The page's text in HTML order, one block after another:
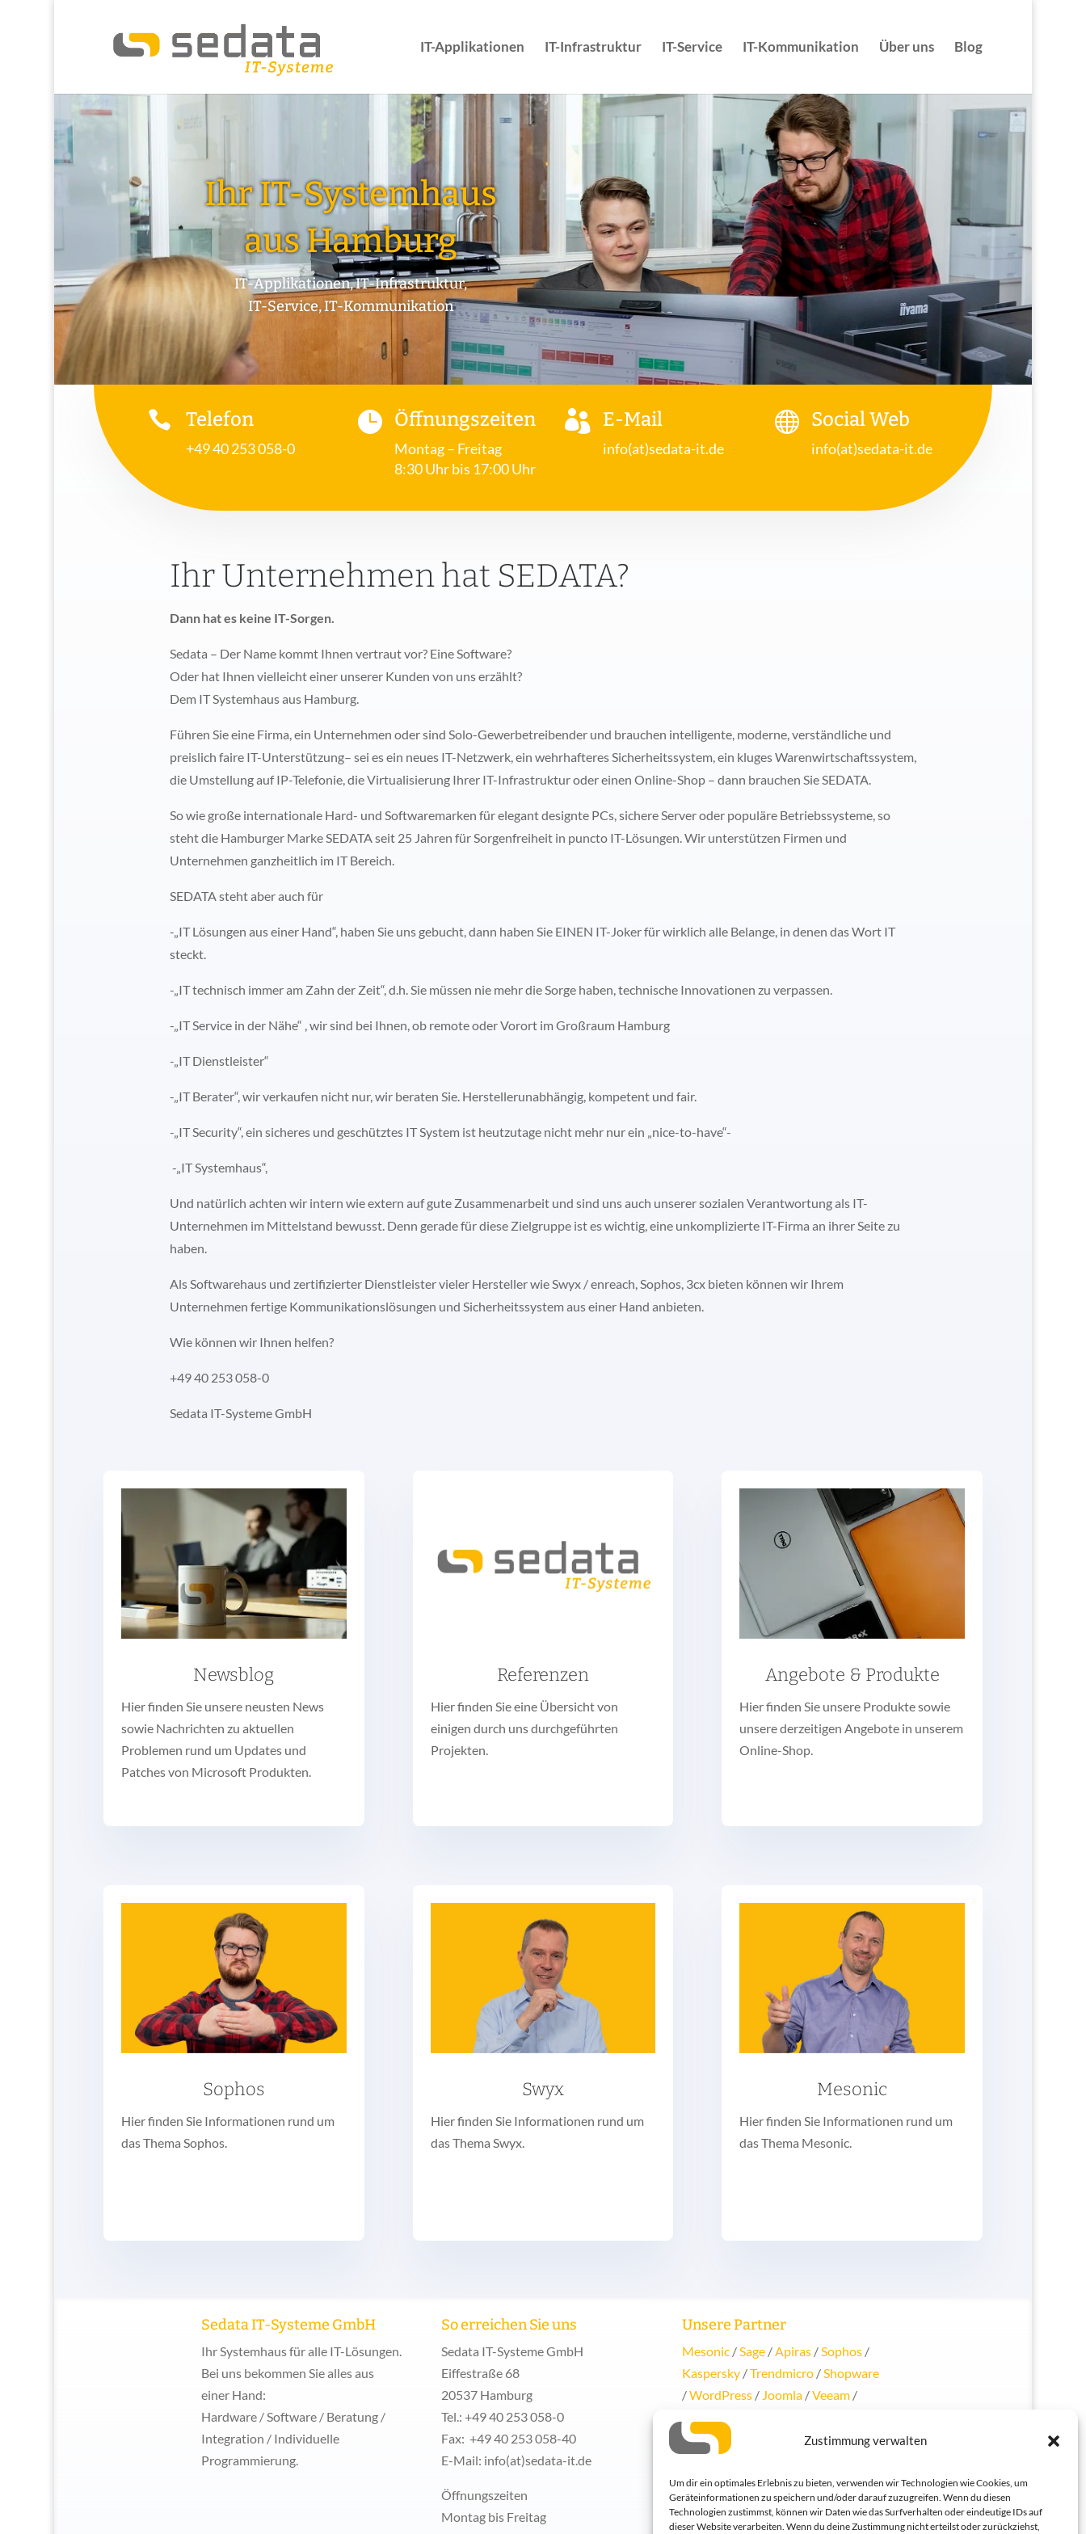
Zustimmung verwalten
Um dir ein optimales Erlebnis zu bieten, verwenden wir Technologien wie Cookies, um
Geräteinformationen zu speichern und/oder darauf zuzugreifen. Wenn du diesen
Technologien zustimmst, können wir Daten wie das Surfverhalten oder eindeutige IDs auf
dieser Website verarbeiten. Wenn du deine Zustimmung nicht erteilst oder zurückziehst,
IT-Applikationen IT-Infrastruktur IT-Service IT-Kommunikation Über uns Blog
Ihr IT-Systemhaus
aus Hamburg
IT-Applikationen, IT-Infrastruktur,
IT-Service, IT-Kommunikation
 Telefon
+49 40 253 058-0
 Öffnungszeiten
Montag – Freitag
8:30 Uhr bis 17:00 Uhr
 E-Mail
info(at)sedata-it.de
 Social Web
info(at)sedata-it.de
Ihr Unternehmen hat SEDATA?
Dann hat es keine IT-Sorgen.
Sedata – Der Name kommt Ihnen vertraut vor? Eine Software?
Oder hat Ihnen vielleicht einer unserer Kunden von uns erzählt?
Dem IT Systemhaus aus Hamburg.
Führen Sie eine Firma, ein Unternehmen oder sind Solo-Gewerbetreibender und brauchen intelligente, moderne, verständliche und
preislich faire IT-Unterstützung– sei es ein neues IT-Netzwerk, ein wehrhafteres Sicherheitssystem, ein kluges Warenwirtschaftssystem,
die Umstellung auf IP-Telefonie, die Virtualisierung Ihrer IT-Infrastruktur oder einen Online-Shop – dann brauchen Sie SEDATA.
So wie große internationale Hard- und Softwaremarken für elegant designte PCs, sichere Server oder populäre Betriebssysteme, so
steht die Hamburger Marke SEDATA seit 25 Jahren für Sorgenfreiheit in puncto IT-Lösungen. Wir unterstützen Firmen und
Unternehmen ganzheitlich im IT Bereich.
SEDATA steht aber auch für
-„IT Lösungen aus einer Hand“, haben Sie uns gebucht, dann haben Sie EINEN IT-Joker für wirklich alle Belange, in denen das Wort IT
steckt.
-„IT technisch immer am Zahn der Zeit“, d.h. Sie müssen nie mehr die Sorge haben, technische Innovationen zu verpassen.
-„IT Service in der Nähe“ , wir sind bei Ihnen, ob remote oder Vorort im Großraum Hamburg
-„IT Dienstleister“
-„IT Berater“, wir verkaufen nicht nur, wir beraten Sie. Herstellerunabhängig, kompetent und fair.
-„IT Security“, ein sicheres und geschütztes IT System ist heutzutage nicht mehr nur ein „nice-to-have“-
-„IT Systemhaus“,
Und natürlich achten wir intern wie extern auf gute Zusammenarbeit und sind uns auch unserer sozialen Verantwortung als IT-
Unternehmen im Mittelstand bewusst. Denn gerade für diese Zielgruppe ist es wichtig, eine unkomplizierte IT-Firma an ihrer Seite zu
haben.
Als Softwarehaus und zertifizierter Dienstleister vieler Hersteller wie Swyx / enreach, Sophos, 3cx bieten können wir Ihrem
Unternehmen fertige Kommunikationslösungen und Sicherheitssystem aus einer Hand anbieten.
Wie können wir Ihnen helfen?
+49 40 253 058-0
Sedata IT-Systeme GmbH
Newsblog
Hier finden Sie unsere neusten News
sowie Nachrichten zu aktuellen
Problemen rund um Updates und
Patches von Microsoft Produkten.
Referenzen
Hier finden Sie eine Übersicht von
einigen durch uns durchgeführten
Projekten.
Angebote & Produkte
Hier finden Sie unsere Produkte sowie
unsere derzeitigen Angebote in unserem
Online-Shop.
Sophos
Hier finden Sie Informationen rund um
das Thema Sophos.
Swyx
Hier finden Sie Informationen rund um
das Thema Swyx.
Mesonic
Hier finden Sie Informationen rund um
das Thema Mesonic.
Sedata IT-Systeme GmbH
Ihr Systemhaus für alle IT-Lösungen.
Bei uns bekommen Sie alles aus
einer Hand:
Hardware / Software / Beratung /
Integration / Individuelle
Programmierung.
So erreichen Sie uns
Sedata IT-Systeme GmbH
Eiffestraße 68
20537 Hamburg
Tel.: +49 40 253 058-0
Fax: +49 40 253 058-40
E-Mail: info(at)sedata-it.de
Öffnungszeiten
Montag bis Freitag
Unsere Partner
Mesonic /Sage /Apiras /Sophos /
Kaspersky /Trendmicro /Shopware
/WordPress / Joomla /Veeam /
Microsoft
AVM/QNAP/
VMWare/openthinstation/Swyx /
enreach